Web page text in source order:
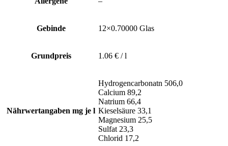
Gebinde 12×0.70000 Glas
Grundpreis 1.06 € / l
Nährwertangaben mg je l
Hydrogencarbonatn 506,0
Calcium 89,2
Natrium 66,4
Kieselsäure 33,1
Magnesium 25,5
Sulfat 23,3
Chlorid 17,2